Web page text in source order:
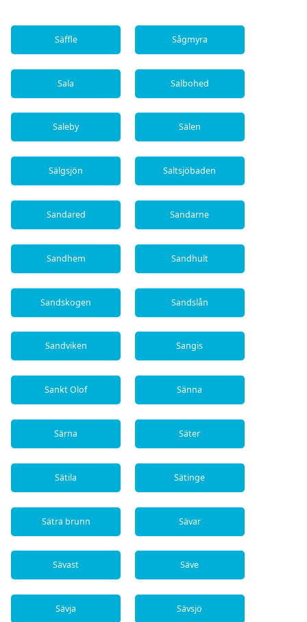
Säffle Sågmyra
Sala Salbohed
Saleby Sälen
Sälgsjön Saltsjöbaden
Sandared Sandarne
Sandhem Sandhult
Sandskogen Sandslån
Sandviken Sangis
Sankt Olof Sänna
Särna Säter
Sätila Sätinge
Sätra brunn Sävar
Sävast Säve
Sävja Sävsjö